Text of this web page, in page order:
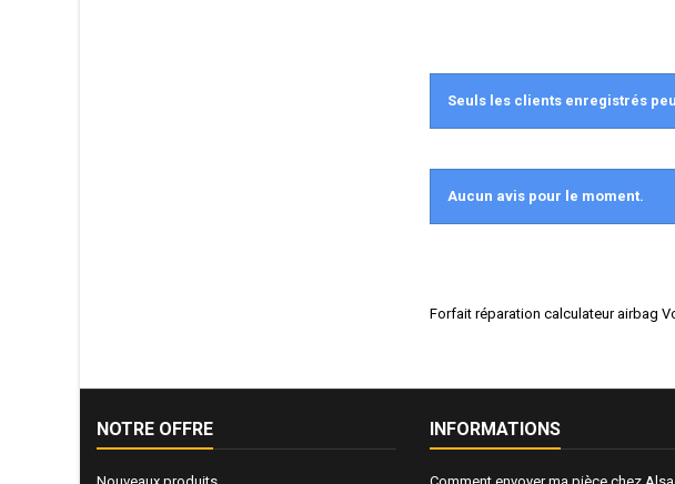
Seuls les clients enregistrés
Aucun avis pour le moment.
Forfait réparation calculateur airbag
NOTRE OFFRE INFORMATIONS